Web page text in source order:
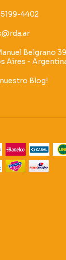
5199-4402
Belgrano
Aires -
Blog!